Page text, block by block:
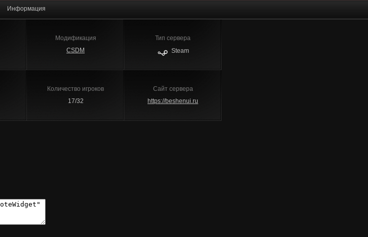
Информация
Модификация
CSDM
Тип сервера
Steam
Количество игроков
17/32
Сайт сервера
https://beshenui.ru